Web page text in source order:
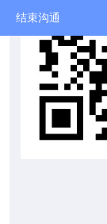
结束沟通